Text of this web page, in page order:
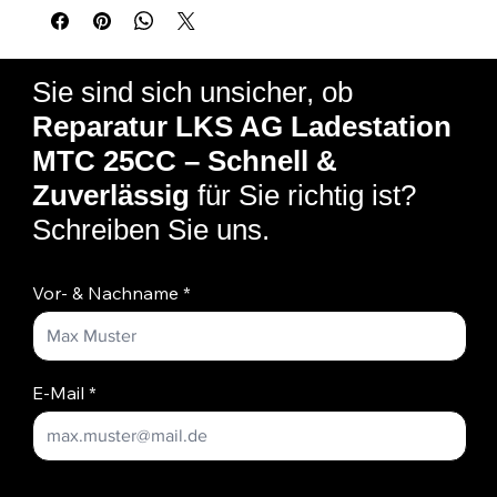
So einfach funktioniert es:
Sie kaufen dieses Produkt
Sie senden die defekte Ladestation (idealerweise mit dem
Handgerät zur Endprüfung) zu.
Innerhalb von 7-10 Werktagen wird Ihr Gerät instand gesetzt.
Sie erhalten Ihre voll funktionsfähige Station geprüft zurück.
Sie sind sich unsicher, ob
Reparatur LKS AG Ladestation
MTC 25CC – Schnell &
Zuverlässig für Sie richtig ist?
Schreiben Sie uns.
Vor- & Nachname
E-Mail